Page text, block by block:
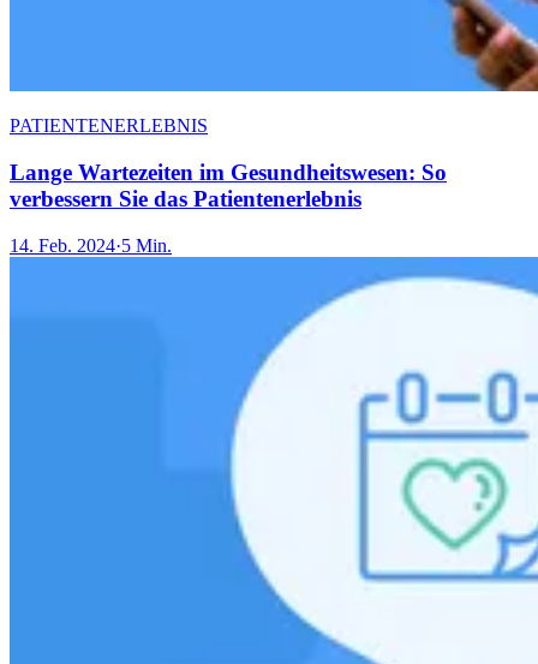
PATIENTENERLEBNIS
Lange Wartezeiten im Gesundheitswesen: So
verbessern Sie das Patientenerlebnis
14. Feb. 2024·5 Min.